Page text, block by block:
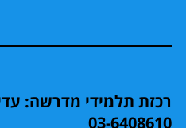
רכזת תלמידי מדרשה:
03-6408610